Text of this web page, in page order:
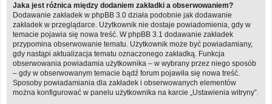
Jaka jest różnica między dodaniem zakładki a obserwowaniem?
Dodawanie zakładek w phpBB 3.0 działa podobnie jak dodawanie
zakładek w przeglądarce. Użytkownik nie dostaje powiadomienia, gdy w
temacie pojawia się nowa treść. W phpBB 3.1 dodawanie zakładek
przypomina obserwowanie tematu. Użytkownik może być powiadamiany,
gdy nastąpi aktualizacja tematu oznaczonego zakładką. Funkcja
obserwowania powiadamia użytkownika – w wybrany przez niego sposób
– gdy w obserwowanym temacie bądź forum pojawiła się nowa treść.
Sposoby powiadamiania dla zakładek i obserwowanych elementów
można konfigurować w panelu użytkownika na karcie „Ustawienia witryny”.